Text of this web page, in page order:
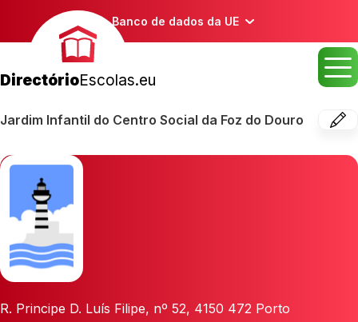
Banco de dados da UE
DirectórioEscolas.eu
Jardim Infantil do Centro Social da Foz do Douro
R. Principe D. Luís Filipe, nº 52, 4150 472 Porto